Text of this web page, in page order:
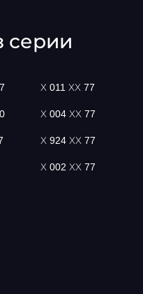
серии
Х 011 ХХ 77
Х 004 ХХ 77
Х 924 ХХ 77
Х 002 ХХ 77